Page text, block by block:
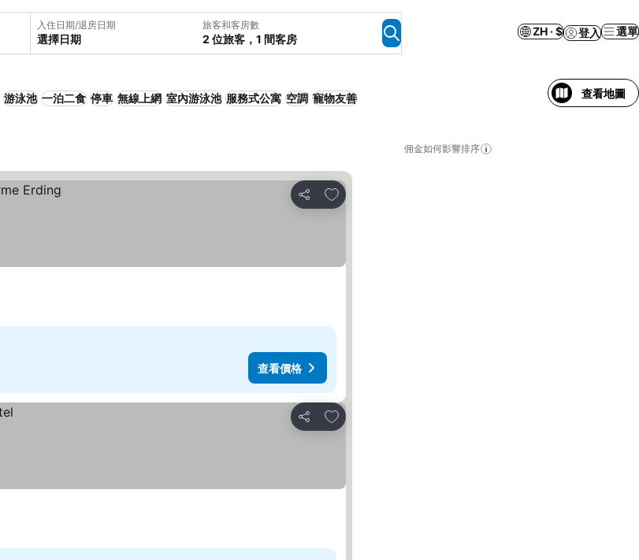
入住日期/退房日期
選擇日期
旅客和客房數
2 位旅客，1 間客房
ZH · $ 登入 選單
游泳池 一泊二食 停車 無線上網 室內游泳池 服務式公寓 空調 寵物友善 查看地圖
佣金如何影響排序
分享
加入我的最愛
查看價格
分享
加入我的最愛